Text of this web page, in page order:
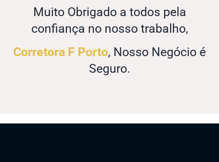
Muito Obrigado a todos pela
confiança no nosso trabalho,
Corretora F Porto, Nosso Negócio é
Seguro.